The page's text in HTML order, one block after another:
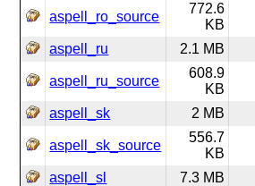
aspell_ro_source
772.6
KB
aspell_ru 2.1 MB
aspell_ru_source
608.9
KB
aspell_sk 2 MB
aspell_sk_source
556.7
KB
aspell_sl 7.3 MB